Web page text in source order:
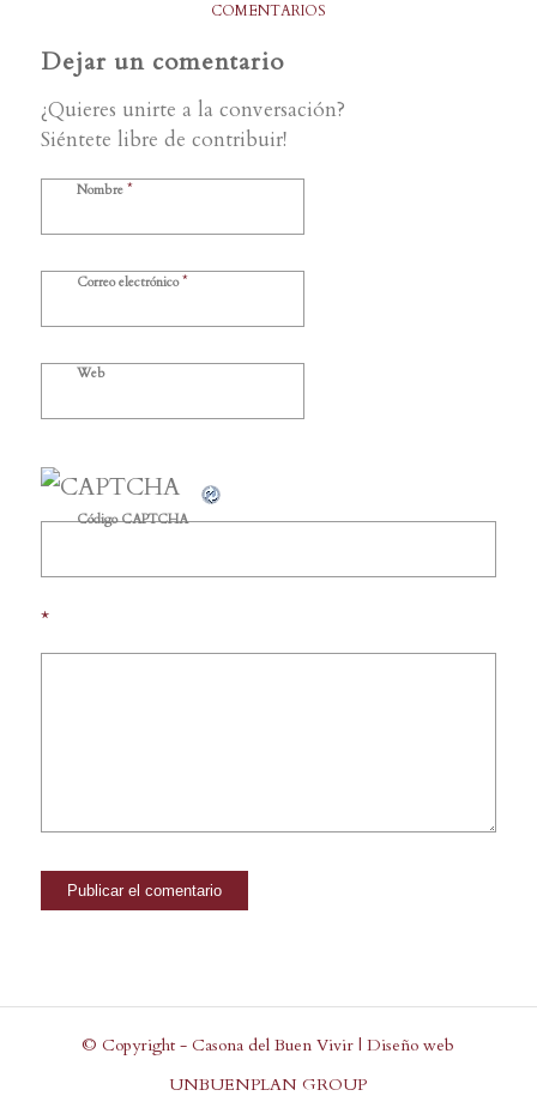
COMENTARIOS
Dejar un comentario
¿Quieres unirte a la conversación?
Siéntete libre de contribuir!
Nombre *
Correo electrónico*
Web
Código CAPTCHA
*
© Copyright - Casona del Buen Vivir | Diseño web
UNBUENPLAN GROUP